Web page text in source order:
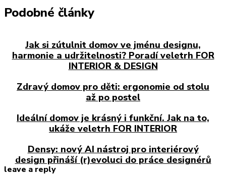
Podobné články
Jak si zútulnit domov ve jménu designu,
harmonie a udržitelnosti? Poradí veletrh FOR
INTERIOR & DESIGN
Zdravý domov pro děti: ergonomie od stolu
až po postel
Ideální domov je krásný i funkční. Jak na to,
ukáže veletrh FOR INTERIOR
Densy: nový AI nástroj pro interiérový
design přináší (r)evoluci do práce designérů
leave a reply